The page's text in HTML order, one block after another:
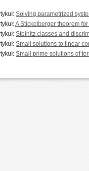
Solving parametrized
A Stickelberger theorem
Steinitz classes and
Small solutions to linear
Small prime solutions of